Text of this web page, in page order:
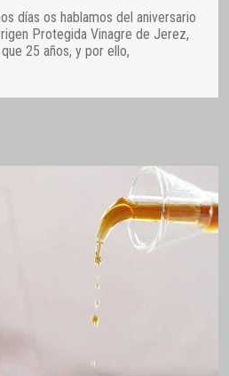
días os hablamos del aniversario
Protegida Vinagre de Jerez,
25 años, y por ello,